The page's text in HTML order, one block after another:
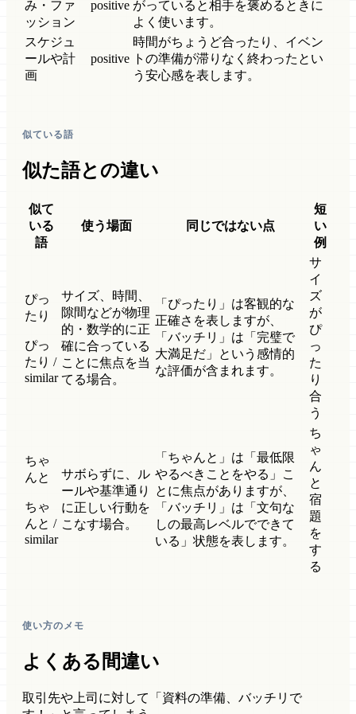
み・ファ
ッション
positive がっていると相手を褒めるときに
よく使います。
スケジュ
ールや計
画
positive
時間がちょうど合ったり、イベン
トの準備が滞りなく終わったとい
う安心感を表します。
似ている語
似た語との違い
似て
いる
語
使う場面 同じではない点
短
い
例
ぴっ
たり
ぴっ
たり /
similar
サイズ、時間、
隙間などが物理
的・数学的に正
確に合っている
ことに焦点を当
てる場合。
「ぴったり」は客観的な
正確さを表しますが、
「バッチリ」は「完璧で
大満足だ」という感情的
な評価が含まれます。
サ
イ
ズ
が
ぴ
っ
た
り
合
う
ちゃ
んと
ちゃ
んと /
similar
サボらずに、ル
ールや基準通り
に正しい行動を
こなす場合。
「ちゃんと」は「最低限
やるべきことをやる」こ
とに焦点がありますが、
「バッチリ」は「文句な
しの最高レベルでできて
いる」状態を表します。
ち
ゃ
ん
と
宿
題
を
す
る
使い方のメモ
よくある間違い
取引先や上司に対して「資料の準備、バッチリで